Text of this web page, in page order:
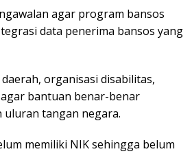
agar program bansos
data penerima bansos yang
organisasi disabilitas,
bantuan benar-benar
tangan negara.
memiliki NIK sehingga belum